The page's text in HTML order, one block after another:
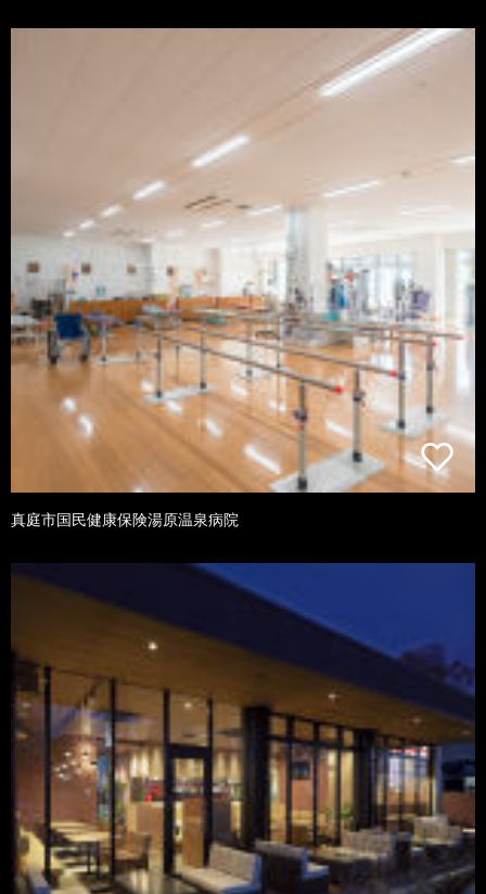
真庭市国民健康保険湯原温泉病院